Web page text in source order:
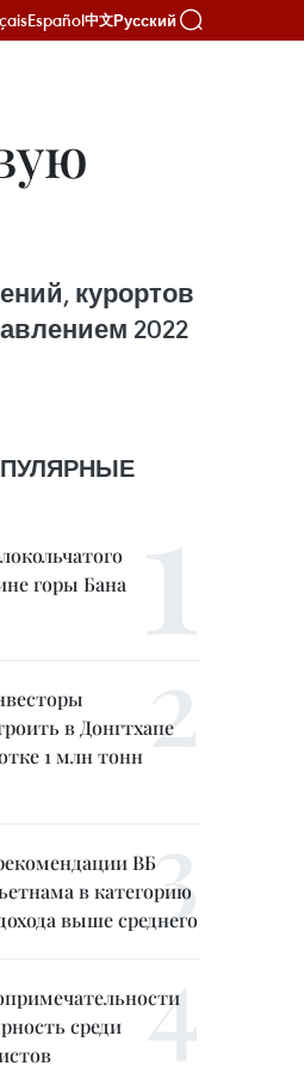
Español中文Русский
курортов
2022
горы Бана
в Донгтхапе
1 млн тонн
ВБ
в категорию
выше среднего
среди